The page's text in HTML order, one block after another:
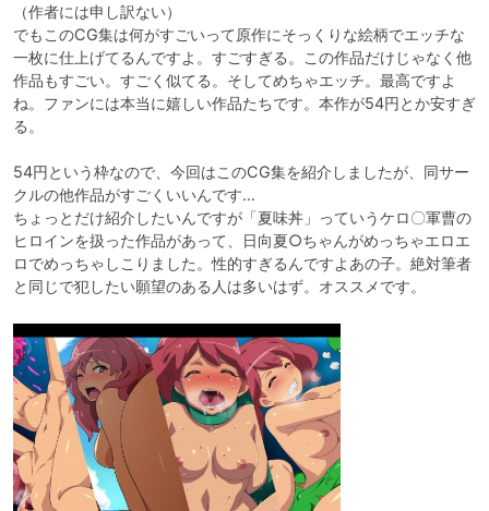
（作者には申し訳ない）
でもこのCG集は何がすごいって原作にそっくりな絵柄でエッチな
一枚に仕上げてるんですよ。すごすぎる。この作品だけじゃなく他
作品もすごい。すごく似てる。そしてめちゃエッチ。最高ですよ
ね。ファンには本当に嬉しい作品たちです。本作が54円とか安すぎ
る。
54円という枠なので、今回はこのCG集を紹介しましたが、同サー
クルの他作品がすごくいいんです…
ちょっとだけ紹介したいんですが「夏味丼」っていうケロ〇軍曹の
ヒロインを扱った作品があって、日向夏○ちゃんがめっちゃエロエ
ロでめっちゃしこりました。性的すぎるんですよあの子。絶対筆者
と同じで犯したい願望のある人は多いはず。オススメです。